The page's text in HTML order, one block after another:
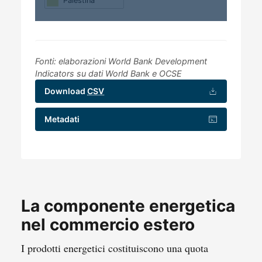
Fonti: elaborazioni World Bank Development
Indicators su dati World Bank e OCSE
Download CSV
Metadati
La componente energetica
nel commercio estero
I prodotti energetici costituiscono una quota